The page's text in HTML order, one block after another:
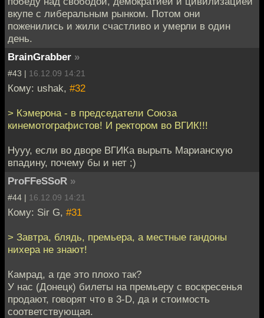
вкупе с либеральным рынком. Потом они
поженились и жили счастливо и умерли в один
день.
BrainGrabber »
#43 | 16.12.09 14:21
Кому: ushak, #32
> Кэмерона - в председатели Союза
кинемотографистов! И ректором во ВГИК!!!
Нууу, если во дворе ВГИКа вырыть Марианскую
впадину, почему бы и нет ;)
ProFFeSSoR »
#44 | 16.12.09 14:21
Кому: Sir G, #31
> Завтра, блядь, премьера, а местные гандоны
нихера не знают!
Камрад, а где это плохо так?
У нас (Донецк) билеты на премьеру с воскресенья
продают, говорят что в 3-D, да и стоимость
соответствующая.